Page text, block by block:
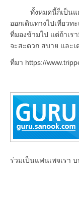
ทั้งหมดนี้ก็เป็นแค่เ
ออกเดินทางไปเที่ยวท
ที่มองข้ามไป แต่ถ้าเร
จะสะดวก สบาย และ
ที่มา https://
ร่วมเป็นแฟนเพจเรา